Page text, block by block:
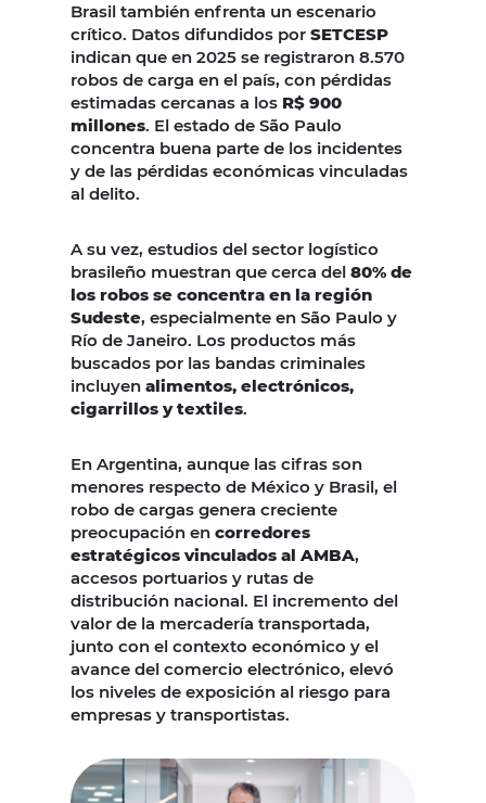
Brasil también enfrenta un escenario
crítico. Datos difundidos por SETCESP
indican que en 2025 se registraron 8.570
robos de carga en el país, con pérdidas
estimadas cercanas a los R$ 900
millones. El estado de São Paulo
concentra buena parte de los incidentes
y de las pérdidas económicas vinculadas
al delito.
A su vez, estudios del sector logístico
brasileño muestran que cerca del 80% de
los robos se concentra en la región
Sudeste, especialmente en São Paulo y
Río de Janeiro. Los productos más
buscados por las bandas criminales
incluyen alimentos, electrónicos,
cigarrillos y textiles.
En Argentina, aunque las cifras son
menores respecto de México y Brasil, el
robo de cargas genera creciente
preocupación en corredores
estratégicos vinculados al AMBA,
accesos portuarios y rutas de
distribución nacional. El incremento del
valor de la mercadería transportada,
junto con el contexto económico y el
avance del comercio electrónico, elevó
los niveles de exposición al riesgo para
empresas y transportistas.